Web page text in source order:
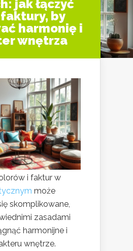
jak łączyć
by
harmonię i
wnętrza
i faktur w
może
skomplikowane,
zasadami
harmonijne i
wnętrze.